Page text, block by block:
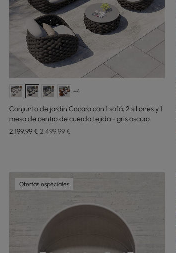
+4
Conjunto de jardín Cocaro con 1 sofá, 2 sillones y 1
mesa de centro de cuerda tejida - gris oscuro
2.199,99€ 2.499,99 €
Ofertas especiales